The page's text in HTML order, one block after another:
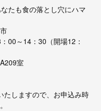
たも食の落とし穴にハマ
00～14：30（開場12：
室
たしますので、お申込み時